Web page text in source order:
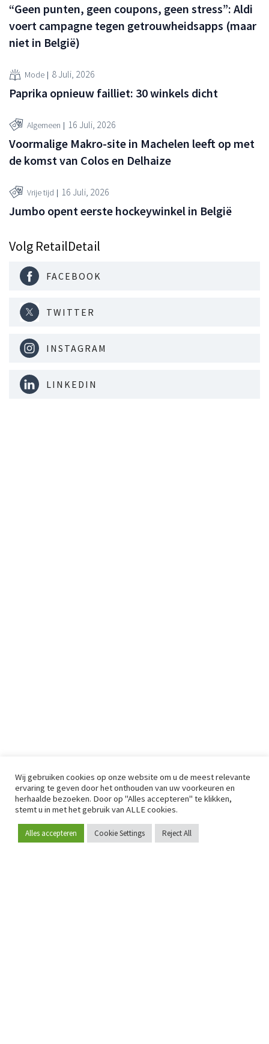
Word lid
“Geen punten, geen coupons, geen stress”: Aldi
voert campagne tegen getrouwheidsapps (maar
niet in België)
Mode 8 Juli, 2026
Paprika opnieuw failliet: 30 winkels dicht
Algemeen 16 Juli, 2026
Voormalige Makro-site in Machelen leeft op met
de komst van Colos en Delhaize
Vrije tijd 16 Juli, 2026
Jumbo opent eerste hockeywinkel in België
Volg RetailDetail
FACEBOOK
TWITTER
INSTAGRAM
LINKEDIN
Wij gebruiken cookies op onze website om u de meest relevante
ervaring te geven door het onthouden van uw voorkeuren en
herhaalde bezoeken. Door op "Alles accepteren" te klikken,
stemt u in met het gebruik van ALLE cookies.
Alles accepteren Cookie Settings Reject All